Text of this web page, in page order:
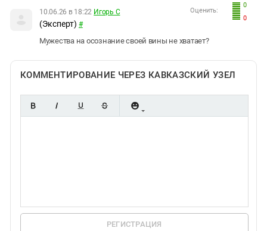
0
0
Оценить:
10.06.26 в 18:22 Игорь С
(Эксперт) #
Мужества на осознание своей вины не хватает?
КОММЕНТИРОВАНИЕ ЧЕРЕЗ КАВКАЗСКИЙ УЗЕЛ
РЕГИСТРАЦИЯ